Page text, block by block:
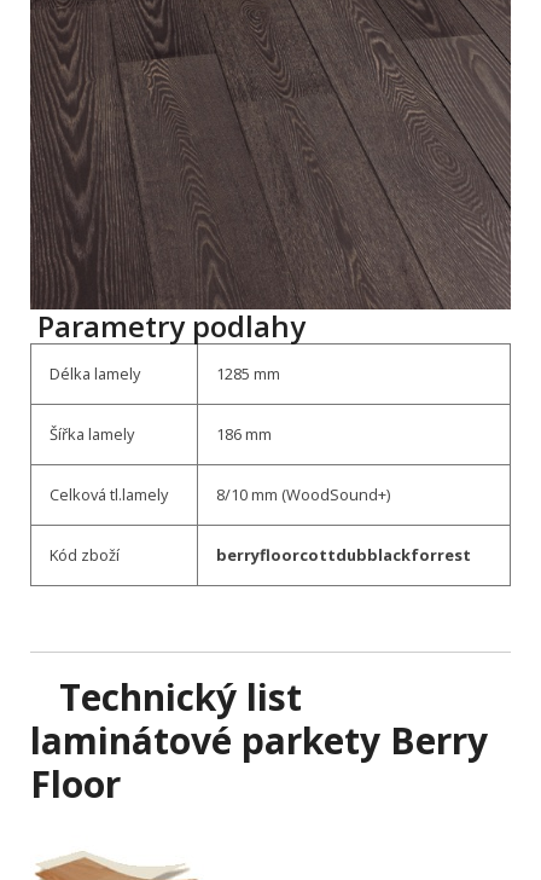
Parametry podlahy
Délka lamely 1285 mm
Šířka lamely 186 mm
Celková tl.lamely 8/10 mm (WoodSound+)
Kód zboží berryfloorcottdubblackforrest
Technický list
laminátové parkety Berry
Floor